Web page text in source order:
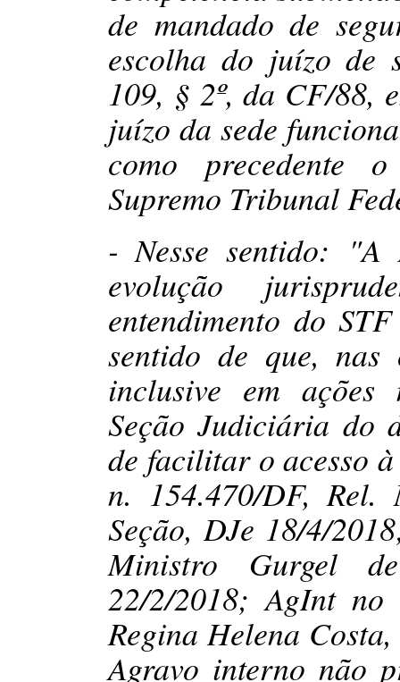
de mandado de
escolha do juízo de
109, § 2º, da CF/88,
juízo da sede
como precedente
Supremo Tribunal
- Nesse sentido: "A
evolução
entendimento do
sentido de que, nas
inclusive em ações
Seção Judiciária do
de facilitar o acesso
n. 154.470/DF, Rel.
Seção, DJe 18/4/
Ministro Gurgel
22/2/2018; AgInt
Regina Helena
Agravo interno não